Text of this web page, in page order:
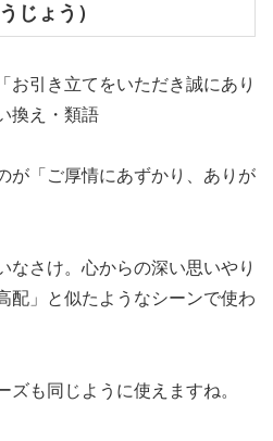
じょう）
お引き立てをいただき誠にあり
換え・類語
が「ご厚情にあずかり、ありが
なさけ。心からの深い思いやり
配」と似たようなシーンで使わ
も同じように使えますね。